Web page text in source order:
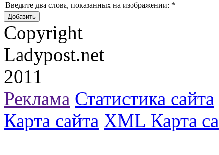
Введите два слова, показанных на изображении: *
Copyright
Ladypost.net
2011
Реклама Статистика сайта
Карта сайта XML Карта